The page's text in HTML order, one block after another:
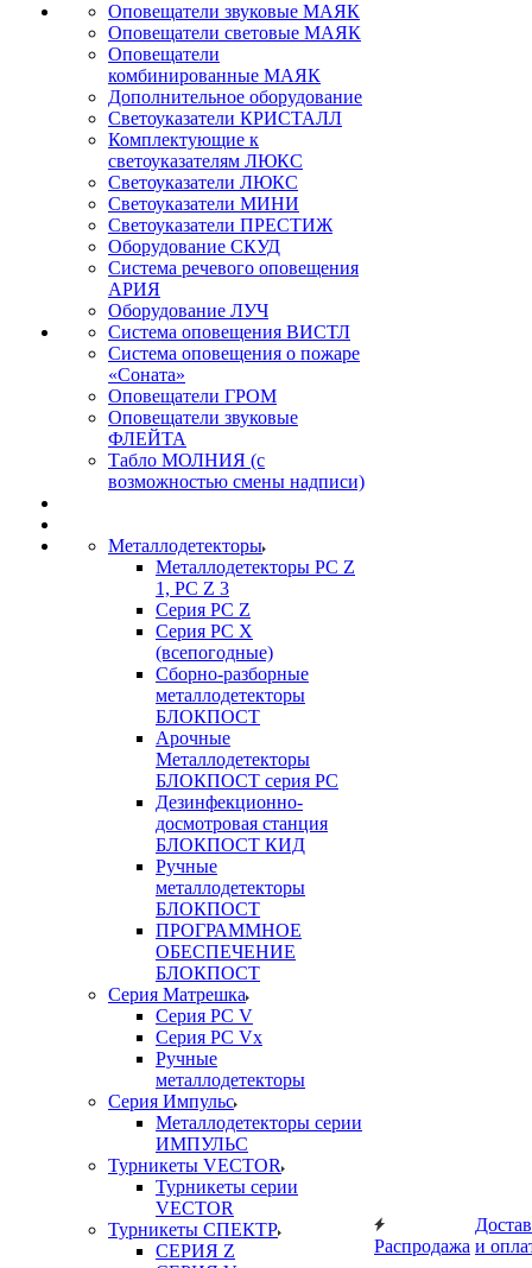
Оповещатели звуковые МАЯК
Оповещатели световые МАЯК
Оповещатели
комбинированные МАЯК
Дополнительное оборудование
Светоуказатели КРИСТАЛЛ
Комплектующие к
светоуказателям ЛЮКС
Светоуказатели ЛЮКС
Светоуказатели МИНИ
Светоуказатели ПРЕСТИЖ
Оборудование СКУД
Система речевого оповещения
АРИЯ
Оборудование ЛУЧ
Система оповещения ВИСТЛ
Система оповещения о пожаре
«Соната»
Оповещатели ГРОМ
Оповещатели звуковые
ФЛЕЙТА
Табло МОЛНИЯ (с
возможностью смены надписи)
Металлодетекторы
Металлодетекторы РС Z
1, PC Z 3
Серия РС Z
Серия РС X
(всепогодные)
Сборно-разборные
металлодетекторы
БЛОКПОСТ
Арочные
Металлодетекторы
БЛОКПОСТ серия РС
Дезинфекционно-
досмотровая станция
БЛОКПОСТ КИД
Ручные
металлодетекторы
БЛОКПОСТ
ПРОГРАММНОЕ
ОБЕСПЕЧЕНИЕ
БЛОКПОСТ
Серия Матрешка
Серия PC V
Серия PC Vx
Ручные
металлодетекторы
Серия Импульс
Металлодетекторы серии
ИМПУЛЬС
Турникеты VECTOR
Турникеты серии
VECTOR
Турникеты СПЕКТР
СЕРИЯ Z
Распродажа и